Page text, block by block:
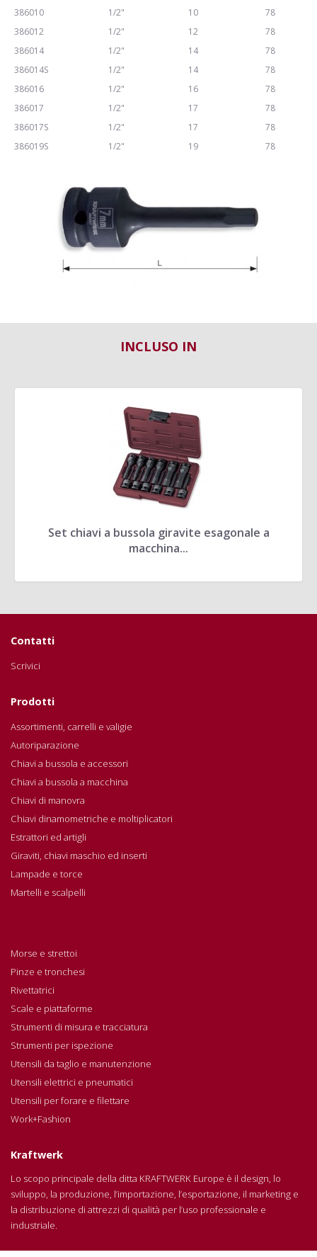
386010
1/2" 10
78
386012
1/2" 12
78
386014
1/2" 14
78
386014S
1/2" 14
78
386016
1/2" 16
78
386017
1/2" 17
78
386017S
1/2" 17
78
386019S
1/2" 19 78
INCLUSO IN
Set chiavi a bussola giravite esagonale a
macchina...
Contatti
Scrivici
Prodotti
Assortimenti, carrelli e valigie
Autoriparazione
Chiavi a bussola e accessori
Chiavi a bussola a macchina
Chiavi di manovra
Chiavi dinamometriche e moltiplicatori
Estrattori ed artigli
Giraviti, chiavi maschio ed inserti
Lampade e torce
Martelli e scalpelli
Morse e strettoi
Pinze e tronchesi
Rivettatrici
Scale e piattaforme
Strumenti di misura e tracciatura
Strumenti per ispezione
Utensili da taglio e manutenzione
Utensili elettrici e pneumatici
Utensili per forare e filettare
Work+Fashion
Kraftwerk
Lo scopo principale della ditta KRAFTWERK Europe è il design, lo
sviluppo, la produzione, l’importazione, l’esportazione, il marketing e
la distribuzione di attrezzi di qualità per l’uso professionale e
industriale.